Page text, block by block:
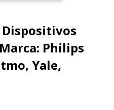
Philips
Yale,